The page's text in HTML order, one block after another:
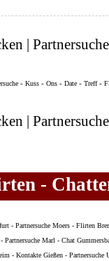
|
-Kuss -Ons -Date -Treff-
|
-
-Partnersuche Moers -Flirten
- Partnersuche Marl - Chat
-Kontakte Gießen -Partnersuche